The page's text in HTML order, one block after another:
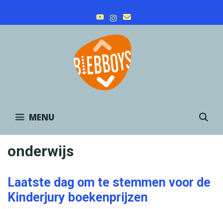
to
MENU
onderwijs
Laatste dag om te stemmen voor de
Kinderjury boekenprijzen